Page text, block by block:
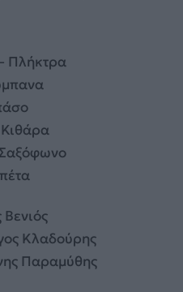
Πλήκτρα
Κλαδούρης
Παραμύθης